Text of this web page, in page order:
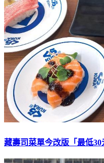
藏壽司菜單今改版「最低